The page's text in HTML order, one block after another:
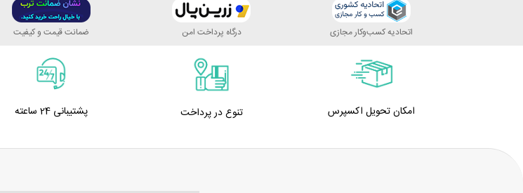
اتحادیه کسب‌وکار مجازی درگاه پرداخت امن ضمانت قیمت و کیفیت
امکان تحویل اکسپرس تنوع در پرداخت پشتیبانی 24 ساعته